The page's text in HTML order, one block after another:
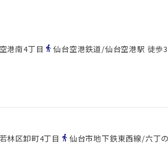
港南4丁目 directions_walk仙台空港鉄道/仙台空港駅 徒歩
林区卸町4丁目 directions_walk 仙台市地下鉄東西線/六丁